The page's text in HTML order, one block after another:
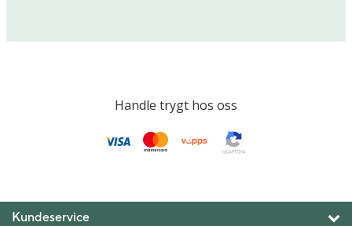
Handle trygt hos oss
Kundeservice